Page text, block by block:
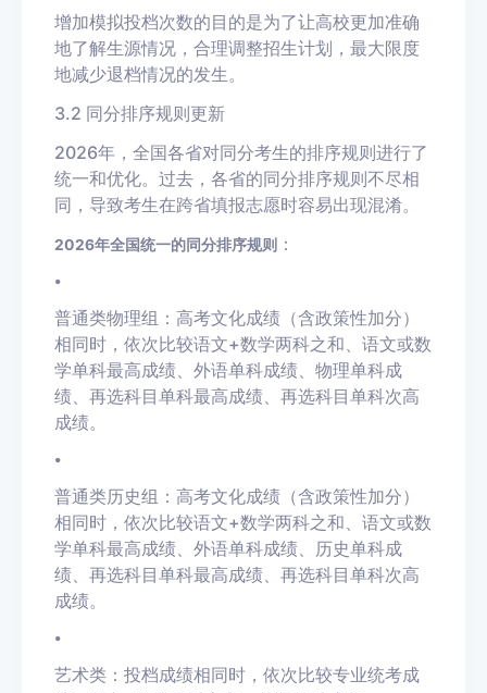
增加模拟投档次数的目的是为了让高校更加准确
地了解生源情况，合理调整招生计划，最大限度
地减少退档情况的发生。
3.2 同分排序规则更新
2026年，全国各省对同分考生的排序规则进行了
统一和优化。过去，各省的同分排序规则不尽相
同，导致考生在跨省填报志愿时容易出现混淆。
2026年全国统一的同分排序规则 ：
•
普通类物理组：高考文化成绩（含政策性加分）
相同时，依次比较语文+数学两科之和、语文或数
学单科最高成绩、外语单科成绩、物理单科成
绩、再选科目单科最高成绩、再选科目单科次高
成绩。
•
普通类历史组：高考文化成绩（含政策性加分）
相同时，依次比较语文+数学两科之和、语文或数
学单科最高成绩、外语单科成绩、历史单科成
绩、再选科目单科最高成绩、再选科目单科次高
成绩。
•
艺术类：投档成绩相同时，依次比较专业统考成